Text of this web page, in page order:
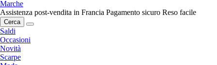
Marche
Assistenza post-vendita in Francia Pagamento sicuro Reso facile
Cerca
Saldi
Occasioni
Novità
Scarpe